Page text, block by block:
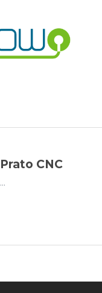
Prato CNC
...